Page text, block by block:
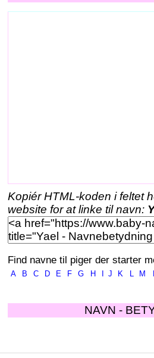
Kopiér HTML-koden i feltet
website for at linke til navn:
Find navne til piger der starter
A B C D E F G H J K L M
NAVN -